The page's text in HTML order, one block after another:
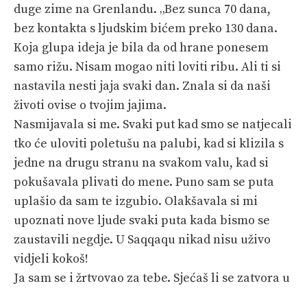
duge zime na Grenlandu. „Bez sunca 70 dana,
bez kontakta s ljudskim bićem preko 130 dana.
Koja glupa ideja je bila da od hrane ponesem
samo rižu. Nisam mogao niti loviti ribu. Ali ti si
nastavila nesti jaja svaki dan. Znala si da naši
životi ovise o tvojim jajima.
Nasmijavala si me. Svaki put kad smo se natjecali
tko će uloviti poletušu na palubi, kad si klizila s
jedne na drugu stranu na svakom valu, kad si
pokušavala plivati do mene. Puno sam se puta
uplašio da sam te izgubio. Olakšavala si mi
upoznati nove ljude svaki puta kada bismo se
zaustavili negdje. U Saqqaqu nikad nisu uživo
vidjeli kokoš!
Ja sam se i žrtvovao za tebe. Sjećaš li se zatvora u